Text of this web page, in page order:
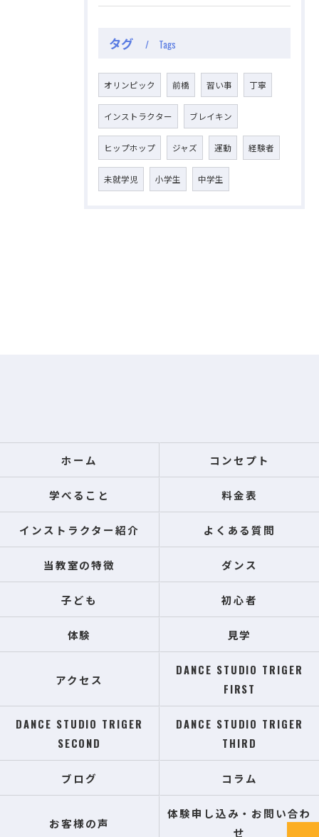
タグ Tags
オリンピック 前橋 習い事 丁寧
インストラクター ブレイキン
ヒップホップ ジャズ 運動 経験者
未就学児 小学生 中学生
ホーム コンセプト
学べること 料金表
インストラクター紹介 よくある質問
当教室の特徴 ダンス
子ども 初心者
体験 見学
アクセス
DANCE STUDIO TRIGER
FIRST
DANCE STUDIO TRIGER
SECOND
DANCE STUDIO TRIGER
THIRD
ブログ コラム
お客様の声
体験申し込み・お問い合わ
せ